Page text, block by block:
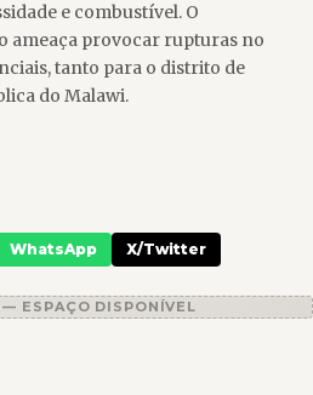
e combustível. O
ameaça provocar rupturas no
tanto para o distrito de
do Malawi.
WhatsApp X/Twitter
ESPAÇO DISPONÍVEL